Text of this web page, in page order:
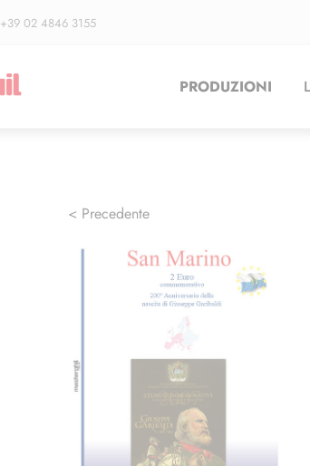
+39 02 4846 3155
PRODUZIONI
< Precedente